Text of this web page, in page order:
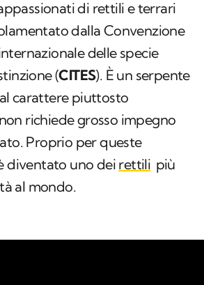
di rettili e terrari
dalla Convenzione
delle specie
(CITES). È un serpente
carattere piuttosto
richiede grosso impegno
Proprio per queste
diventato uno dei rettili più
al mondo.